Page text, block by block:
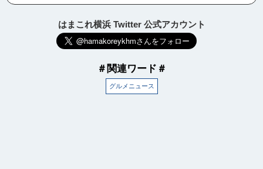
はまこれ横浜 Twitter 公式アカウント
＃関連ワード＃
グルメニュース